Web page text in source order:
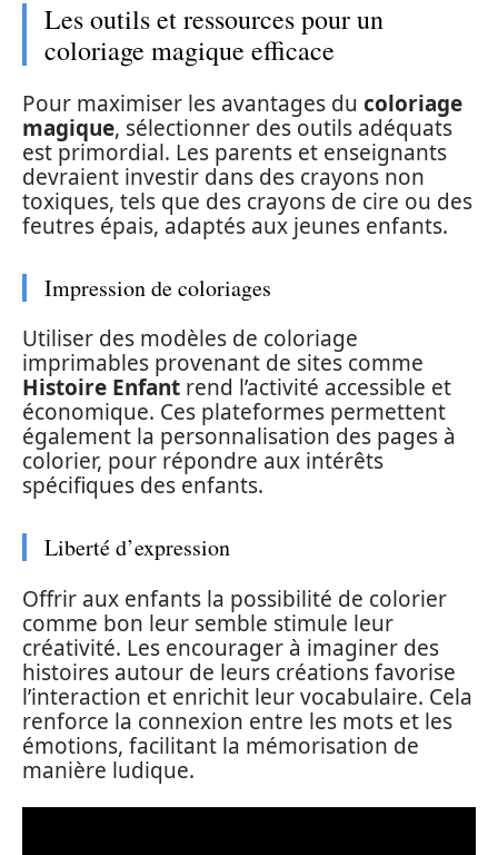
Les outils et ressources pour un
coloriage magique efficace
Pour maximiser les avantages du coloriage
magique, sélectionner des outils adéquats
est primordial. Les parents et enseignants
devraient investir dans des crayons non
toxiques, tels que des crayons de cire ou des
feutres épais, adaptés aux jeunes enfants.
Impression de coloriages
Utiliser des modèles de coloriage
imprimables provenant de sites comme
Histoire Enfant rend l’activité accessible et
économique. Ces plateformes permettent
également la personnalisation des pages à
colorier, pour répondre aux intérêts
spécifiques des enfants.
Liberté d’expression
Offrir aux enfants la possibilité de colorier
comme bon leur semble stimule leur
créativité. Les encourager à imaginer des
histoires autour de leurs créations favorise
l’interaction et enrichit leur vocabulaire. Cela
renforce la connexion entre les mots et les
émotions, facilitant la mémorisation de
manière ludique.